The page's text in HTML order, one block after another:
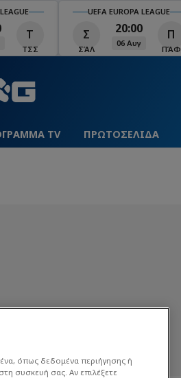
Τ
ΤΣΣ
UEFA EUROPA LEAGUE
Σ
ΣΆΛ
20:00
06 Αυγ
Π
ΠΆΦ
TV ΠΡΩΤΟΣΕΛΙΔΑ
όπως δεδομένα περιήγησης ή
συσκευή σας. Αν επιλέξετε